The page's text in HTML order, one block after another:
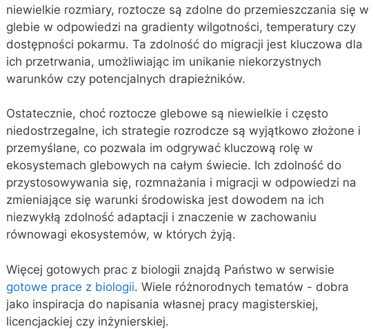
niewielkie rozmiary, roztocze są zdolne do przemieszczania się w
glebie w odpowiedzi na gradienty wilgotności, temperatury czy
dostępności pokarmu. Ta zdolność do migracji jest kluczowa dla
ich przetrwania, umożliwiając im unikanie niekorzystnych
warunków czy potencjalnych drapieżników.
Ostatecznie, choć roztocze glebowe są niewielkie i często
niedostrzegalne, ich strategie rozrodcze są wyjątkowo złożone i
przemyślane, co pozwala im odgrywać kluczową rolę w
ekosystemach glebowych na całym świecie. Ich zdolność do
przystosowywania się, rozmnażania i migracji w odpowiedzi na
zmieniające się warunki środowiska jest dowodem na ich
niezwykłą zdolność adaptacji i znaczenie w zachowaniu
równowagi ekosystemów, w których żyją.
Więcej gotowych prac z biologii znajdą Państwo w serwisie
gotowe prace z biologii. Wiele różnorodnych tematów - dobra
jako inspiracja do napisania własnej pracy magisterskiej,
licencjackiej czy inżynierskiej.